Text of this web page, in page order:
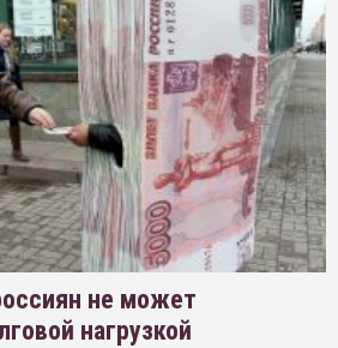
не может
нагрузкой